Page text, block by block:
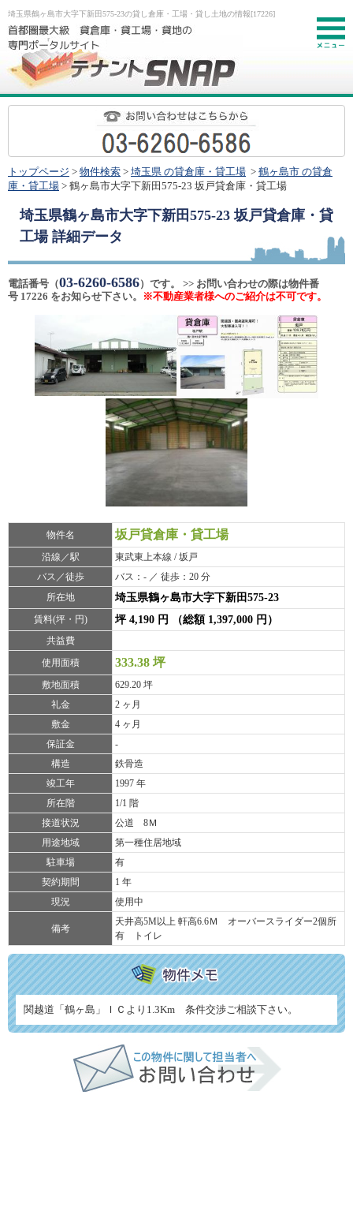
埼玉県鶴ヶ島市大字下新田575-23の貸し倉庫・工場・貸し土地の情報[17226]
トップページ > 物件検索 > 埼玉県 の貸倉庫・貸工場 > 鶴ヶ島市 の貸倉
庫・貸工場 > 鶴ヶ島市大字下新田575-23 坂戸貸倉庫・貸工場
埼玉県鶴ヶ島市大字下新田575-23 坂戸貸倉庫・貸
工場詳細データ
電話番号（03-6260-6586）です。 >> お問い合わせの際は物件番
号 17226 をお知らせ下さい。
※不動産業者様へのご紹介は不可です。
物件名 坂戸貸倉庫・貸工場
沿線／駅
東武東上本線 / 坂戸
バス／徒歩
バス：- ／ 徒歩：20 分
所在地
埼玉県鶴ヶ島市大字下新田575-23
賃料(坪・円) 坪 4,190 円 （総額 1,397,000 円）
共益費
使用面積
333.38 坪
敷地面積
629.20 坪
礼金
2 ヶ月
敷金
4 ヶ月
保証金
-
構造
鉄骨造
竣工年
1997 年
所在階
1/1 階
接道状況
公道 8Ｍ
用途地域
第一種住居地域
駐車場
有
契約期間
1 年
現況
使用中
備考
天井高5M以上 軒高6.6Ｍ オーバースライダー2個所
有 トイレ
関越道「鶴ヶ島」ＩＣより1.3Km 条件交渉ご相談下さい。